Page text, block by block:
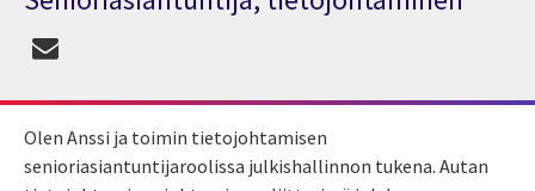
Olen Anssi ja toimin tietojohtamisen
senioriasiantuntijaroolissa julkishallinnon tukena. Autan